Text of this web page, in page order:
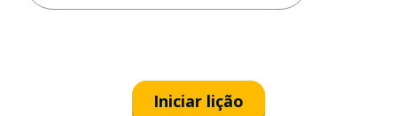
Iniciar lição